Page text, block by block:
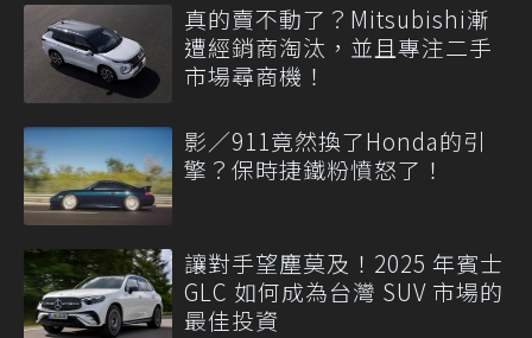
真的賣不動了？Mitsubishi漸
遭經銷商淘汰，並且專注二手
市場尋商機！
影／911竟然換了Honda的引
擎？保時捷鐵粉憤怒了！
讓對手望塵莫及！2025 年賓士
GLC 如何成為台灣 SUV 市場的
最佳投資